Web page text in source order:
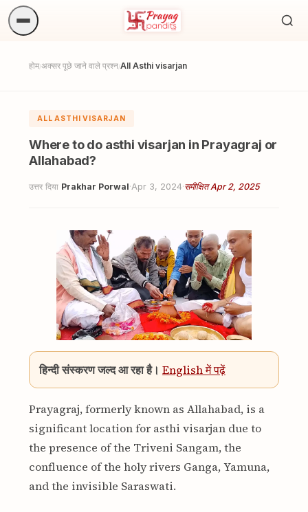
होम/अक्सर पूछे जाने वाले प्रश्न/All Asthi visarjan
ALL ASTHI VISARJAN
Where to do asthi visarjan in Prayagraj or
Allahabad?
उत्तर दिया Prakhar Porwal·Apr 3, 2024·समीक्षित Apr 2, 2025
हिन्दी संस्करण जल्द आ रहा है। English में पढ़ें
Prayagraj, formerly known as Allahabad, is a
significant location for asthi visarjan due to
the presence of the Triveni Sangam, the
confluence of the holy rivers Ganga, Yamuna,
and the invisible Saraswati.